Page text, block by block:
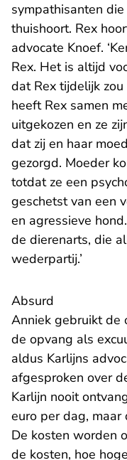
sympathisanten
thuishoort. Rex
advocate Knoef.
Rex. Het is altijd
dat Rex tijdelijk
heeft Rex samen
uitgekozen en ze
dat zij en haar
gezorgd. Moeder
totdat ze een
geschetst van een
en agressieve
de dierenarts, die
wederpartij.’
Absurd
Anniek gebruikt de
de opvang als
aldus Karlijns
afgesproken over
Karlijn nooit
euro per dag,
De kosten worden
de kosten, hoe